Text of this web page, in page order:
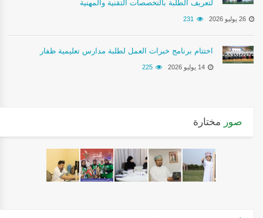
لتعريف الطلبة بالتخصصات التقنية والمهنية
26 يوليو 2026 231
اختتام برنامج خبرات العمل لطلبة مدارس تعليمية ظفار
14 يوليو 2026 225
صور مختارة